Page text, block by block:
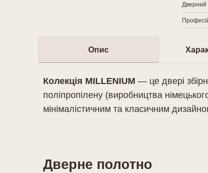
Дверний
Опис
Колекція MILLENIUM — це двері
поліпропілену (виробництва
мінімалістичним та класичним
Дверне полотно